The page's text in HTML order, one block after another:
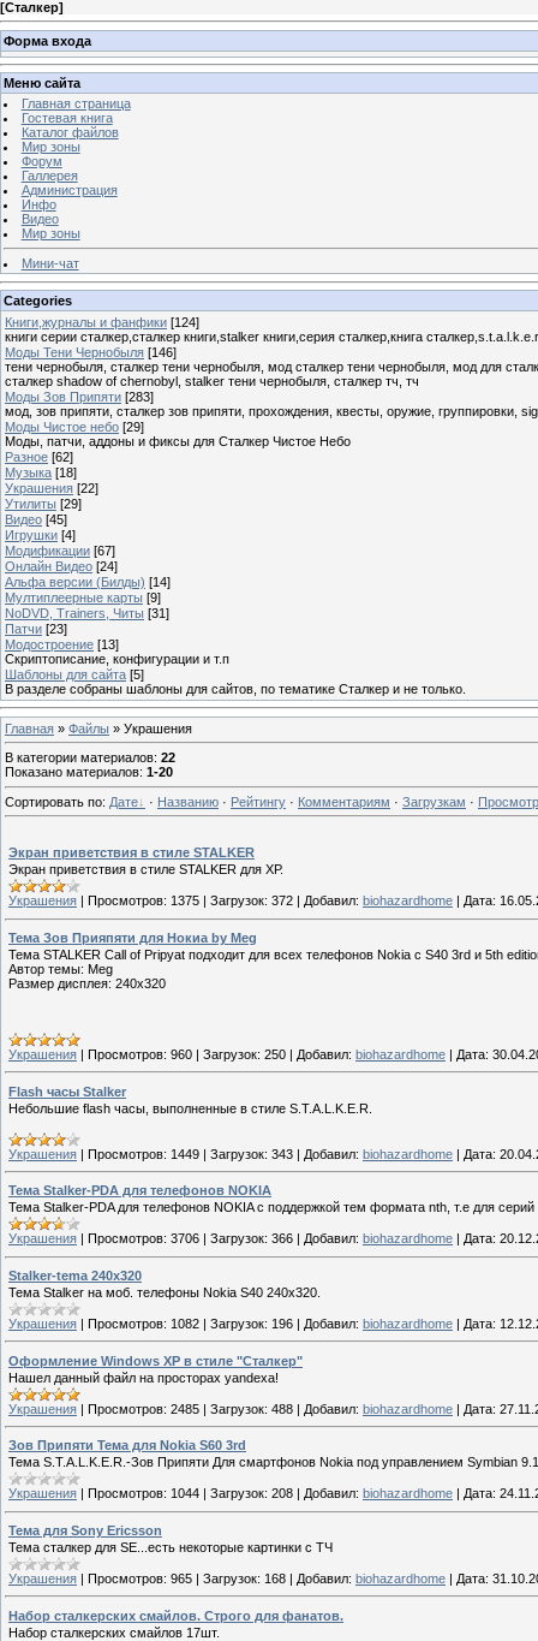
[Сталкер]
Форма входа
Меню сайта
Главная страница
Гостевая книга
Каталог файлов
Мир зоны
Форум
Галлерея
Администрация
Инфо
Видео
Мир зоны
Мини-чат
Categories
Книги,журналы и фанфики [124]
книги серии сталкер,сталкер книги,stalker книги,серия сталкер,книга
Моды Тени Чернобыля [146]
тени чернобыля, сталкер тени чернобыля, мод сталкер тени чернобыля, мод для
сталкер shadow of chernobyl, stalker тени чернобыля, сталкер тч, тч
Моды Зов Припяти [283]
мод, зов припяти, сталкер зов припяти, прохождения, квесты, оружие, группировки,
Моды Чистое небо [29]
Моды, патчи, аддоны и фиксы для Сталкер Чистое Небо
Разное [62]
Музыка [18]
Украшения [22]
Утилиты [29]
Видео [45]
Игрушки [4]
Модификации [67]
Онлайн Видео [24]
Альфа версии (Билды) [14]
Мултиплеерные карты [9]
NoDVD, Trainers, Читы [31]
Патчи [23]
Модостроение [13]
Скриптописание, конфигурации и т.п
Шаблоны для сайта [5]
В разделе собраны шаблоны для сайтов, по тематике Сталкер и не только.
Главная » Файлы » Украшения
В категории материалов: 22
Показано материалов: 1-20
Сортировать по: Дате · Названию · Рейтингу · Комментариям · Загрузкам ·
Экран приветствия в стиле STALKER
Экран приветствия в стиле STALKER для ХР.
Украшения Просмотров: 1375 Загрузок: 372 Добавил: biohazardhome Дата:
Тема Зов Прияпяти для Нокиа by Meg
Тема STALKER Call of Pripyat подходит для всех телефонов Nokia c S40 3rd и 5th
Автор темы: Meg
Размер дисплея: 240x320
Украшения Просмотров: 960 Загрузок: 250 Добавил: biohazardhome Дата:
Flash часы Stalker
Небольшие flash часы, выполненные в стиле S.T.A.L.K.E.R.
Украшения | Просмотров: 1449 | Загрузок: 343 | Добавил: biohazardhome | Дата:
Тема Stalker-PDA для телефонов NOKIA
Тема Stalker-PDA для телефонов NOKIA с поддержкой тем формата nth, т.е для серий
Украшения Просмотров: 3706 Загрузок: 366 Добавил: biohazardhome Дата:
Stalker-tema 240x320
Тема Stalker на моб. телефоны Nokia S40 240х320.
Украшения | Просмотров: 1082 | Загрузок: 196 | Добавил: biohazardhome | Дата:
Оформление Windows XP в стиле "Сталкер"
Нашел данный файл на просторах yandexа!
Украшения | Просмотров: 2485 | Загрузок: 488 | Добавил: biohazardhome | Дата:
Зов Припяти Тема для Nokia S60 3rd
Тема S.T.A.L.K.E.R.-Зов Припяти Для смартфонов Nokia под управлением Symbian
Украшения Просмотров: 1044 Загрузок: 208 Добавил: biohazardhome Дата:
Тема для Sony Ericsson
Тема сталкер для SE...есть некоторые картинки с ТЧ
Украшения | Просмотров: 965 | Загрузок: 168 | Добавил: biohazardhome | Дата:
Набор сталкерских смайлов. Строго для фанатов.
Набор сталкерских смайлов 17шт.